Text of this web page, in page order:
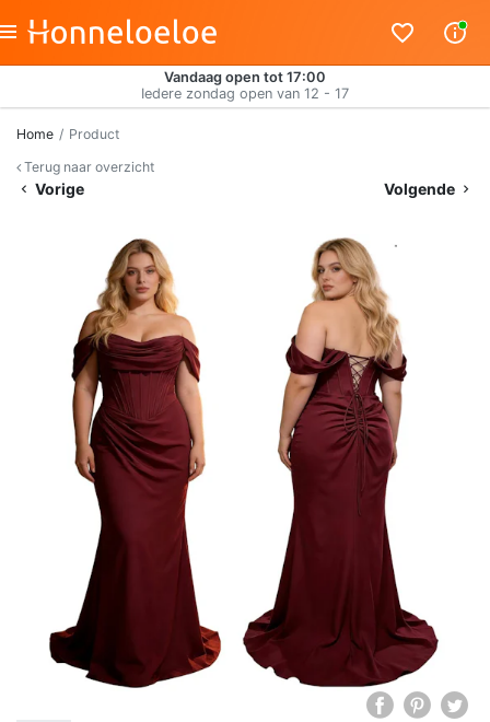
Vandaag open tot 17:00
Iedere zondag open van 12 - 17
Home
Product
Terug naar overzicht
Vorige Volgende